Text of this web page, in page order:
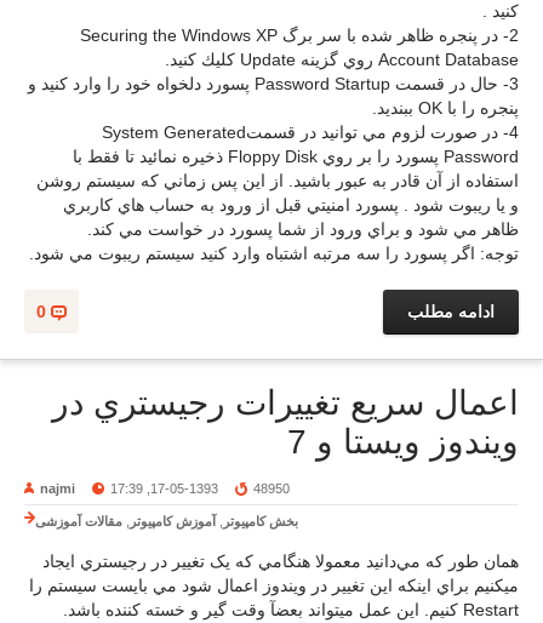
کنيد .
2- در پنجره ظاهر شده با سر برگ Securing the Windows XP
Account Database روي گزينه Update كليك كنيد.
3- حال در قسمت Password Startup پسورد دلخواه خود را وارد کنيد و
پنجره را با OK ببنديد.
4- در صورت لزوم مي توانيد در قسمتSystem Generated
Password پسورد را بر روي Floppy Disk ذخيره نمائيد تا فقط با
استفاده از آن قادر به عبور باشيد. از اين پس زماني که سيستم روشن
و يا ريبوت شود . پسورد امنيتي قبل از ورود به حساب هاي کاربري
ظاهر مي شود و براي ورود از شما پسورد در خواست مي کند.
توجه: اگر پسورد را سه مرتبه اشتباه وارد کنيد سيستم ريبوت مي شود.
0 ادامه مطلب
اعمال سريع تغييرات رجيستري در
ويندوز ويستا و 7
najmi 17-05-1393, 17:39 48950
بخش کامپیوتر آموزش کامپیوتر مقالات آموزشی
همان طور که مي‌دانيد معمولا هنگامي که يک تغيير در رجيستري ايجاد
ميکنيم براي اينکه اين تغيير در ويندوز اعمال شود مي بايست سيستم را
Restart کنيم. اين عمل ميتواند بعضآ وقت گير و خسته کننده باشد.